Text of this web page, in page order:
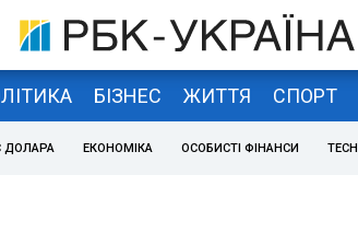
БІЗНЕС ЖИТТЯ СПОРТ
ДОЛАРА ЕКОНОМІКА ОСОБИСТІ ФІНАНСИ TECH